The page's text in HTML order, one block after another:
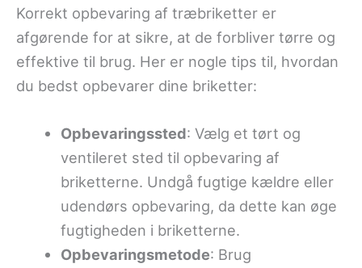
Korrekt opbevaring af træbriketter er
afgørende for at sikre, at de forbliver tørre og
effektive til brug. Her er nogle tips til, hvordan
du bedst opbevarer dine briketter:
Opbevaringssted: Vælg et tørt og
ventileret sted til opbevaring af
briketterne. Undgå fugtige kældre eller
udendørs opbevaring, da dette kan øge
fugtigheden i briketterne.
Opbevaringsmetode: Brug